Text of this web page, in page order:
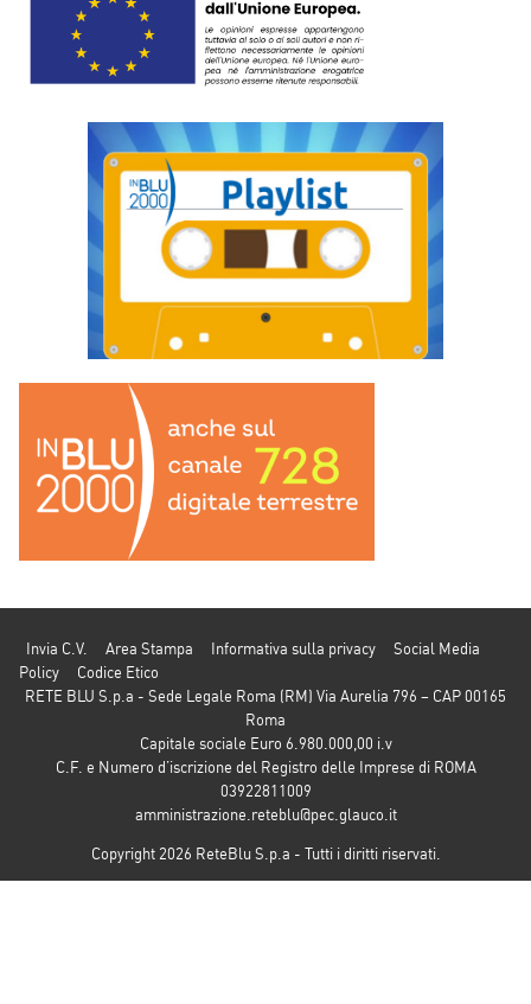
Invia C.V. Area Stampa Informativa sulla privacy
Social Media
Policy
Codice Etico
RETE BLU S.p.a - Sede Legale Roma (RM) Via Aurelia 796 – CAP 00165
Roma
Capitale sociale Euro 6.980.000,00 i.v
C.F. e Numero d’iscrizione del Registro delle Imprese di ROMA
03922811009
amministrazione.reteblu@pec.glauco.it
Copyright 2026 ReteBlu S.p.a - Tutti i diritti riservati.